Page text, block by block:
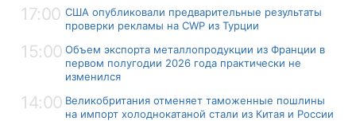
17:00 США опубликовали предварительные результаты
проверки рекламы на CWP из Турции
15:00 Объем экспорта металлопродукции из Франции в
первом полугодии 2026 года практически не
изменился
14:00 Великобритания отменяет таможенные пошлины
на импорт холоднокатаной стали из Китая и России